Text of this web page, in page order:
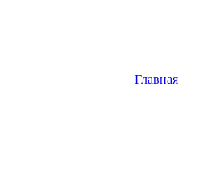
Главная